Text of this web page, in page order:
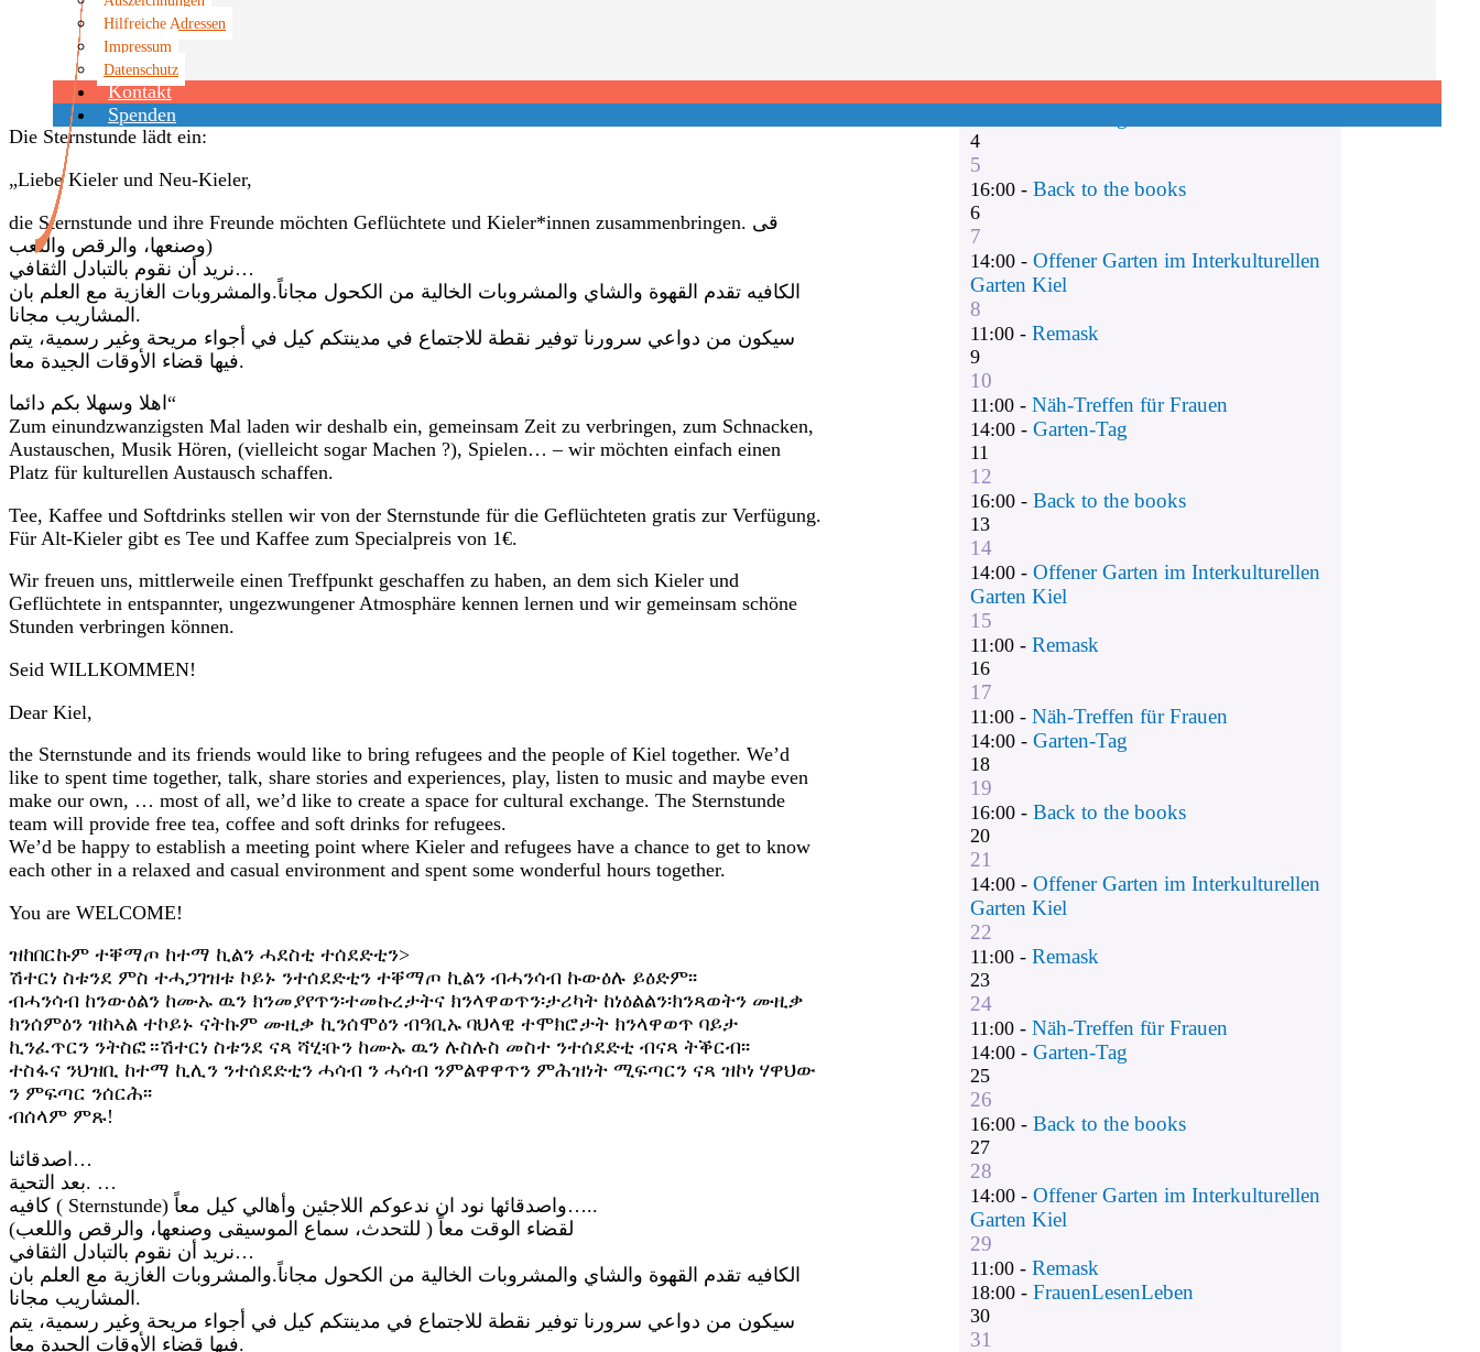
Hilfreiche Adressen
Impressum
Datenschutz
Kontakt
Spenden
Die Sternstunde lädt ein:
„Liebe Kieler und Neu-Kieler,
die Sternstunde und ihre Freunde möchten Geflüchtete und Kieler*innen zusammenbringen. قى
وصنعها، والرقص واللعب)
نريد أن نقوم بالتبادل الثقافي…
الكافيه تقدم القهوة والشاي والمشروبات الخالية من الكحول مجاناً.والمشروبات الغازية مع العلم بان
المشاريب مجانا.
سيكون من دواعي سرورنا توفير نقطة للاجتماع في مدينتكم كيل في أجواء مريحة وغير رسمية، يتم
فيها قضاء الأوقات الجيدة معا.
اهلا وسهلا بكم دائما“
Zum einundzwanzigsten Mal laden wir deshalb ein, gemeinsam Zeit zu verbringen, zum Schnacken,
Austauschen, Musik Hören, (vielleicht sogar Machen ?), Spielen… – wir möchten einfach einen
Platz für kulturellen Austausch schaffen.
Tee, Kaffee und Softdrinks stellen wir von der Sternstunde für die Geflüchteten gratis zur Verfügung.
Für Alt-Kieler gibt es Tee und Kaffee zum Specialpreis von 1€.
Wir freuen uns, mittlerweile einen Treffpunkt geschaffen zu haben, an dem sich Kieler und
Geflüchtete in entspannter, ungezwungener Atmosphäre kennen lernen und wir gemeinsam schöne
Stunden verbringen können.
Seid WILLKOMMEN!
Dear Kiel,
the Sternstunde and its friends would like to bring refugees and the people of Kiel together. We’d
like to spent time together, talk, share stories and experiences, play, listen to music and maybe even
make our own, … most of all, we’d like to create a space for cultural exchange. The Sternstunde
team will provide free tea, coffee and soft drinks for refugees.
We’d be happy to establish a meeting point where Kieler and refugees have a chance to get to know
each other in a relaxed and casual environment and spent some wonderful hours together.
You are WELCOME!
ዝከበርኩም ተቐማጦ ከተማ ኪልን ሓደስቲ ተሰደድቲን>
ሽተርነ ስቱንደ ምስ ተሓጋገዝቱ ኮይኑ ንተሰደድቲን ተቐማጦ ኪልን ብሓንሳብ ኩውዕሉ ይዕድም፡፡
ብሓንሳብ ከንውዕልን ከሙኡ ዉን ክንመያየጥን፡ተመኩረታትና ክንላዋወጥን፡ታሪካት ከነዕልልን፡ክንጻወትን ሙዚቃ
ክንሰምዕን ዝከኣል ተኮይኑ ናትኩም ሙዚቃ ኪንሰሞዕን ብዓቢኡ ባህላዊ ተሞክሮታት ክንላዋወጥ ባይታ
ኪንፈጥርን ንትስፎ።ሽተርነ ስቱንደ ናጻ ሻሂ፡ቡን ከሙኡ ዉን ሉስሉስ መስተ ንተሰደድቲ ብናጻ ትቕርብ፡፡
ተስፋና ንህዝቢ ከተማ ኪሊን ንተሰደድቲን ሓሳብ ን ሓሳብ ንምልዋዋጥን ምሕዝነት ሚፍጣርን ናጻ ዝኮነ ሃዋህው
ን ምፍጣር ንሰርሕ፡፡
ብሰላም ምጹ!
اصدقائنا…
بعد التحية. …
كافيه ( Sternstunde) واصدقائها نود ان ندعوكم اللاجئين وأهالي كيل معاً…..
لقضاء الوقت معاً ( للتحدث، سماع الموسيقى وصنعها، والرقص واللعب)
نريد أن نقوم بالتبادل الثقافي…
الكافيه تقدم القهوة والشاي والمشروبات الخالية من الكحول مجاناً.والمشروبات الغازية مع العلم بان
المشاريب مجانا.
سيكون من دواعي سرورنا توفير نقطة للاجتماع في مدينتكم كيل في أجواء مريحة وغير رسمية، يتم
فيها قضاء الأوقات الجيدة معا.
4
5
16:00 -Back to the books
6
7
14:00 -Offener Garten im Interkulturellen
Garten Kiel
8
11:00 -Remask
9
10
11:00 -Näh-Treffen für Frauen
14:00 -Garten-Tag
11
12
16:00 -Back to the books
13
14
14:00 -Offener Garten im Interkulturellen
Garten Kiel
15
11:00 -Remask
16
17
11:00 -Näh-Treffen für Frauen
14:00 -Garten-Tag
18
19
16:00 -Back to the books
20
21
14:00 -Offener Garten im Interkulturellen
Garten Kiel
22
11:00 -Remask
23
24
11:00 -Näh-Treffen für Frauen
14:00 -Garten-Tag
25
26
16:00 -Back to the books
27
28
14:00 -Offener Garten im Interkulturellen
Garten Kiel
29
11:00 -Remask
18:00 -FrauenLesenLeben
30
31